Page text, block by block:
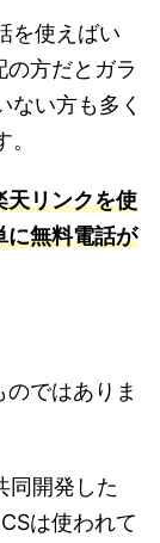
を使えばい
方だとガラ
ない方も多く
天リンクを使
に無料電話が
ではありま
同開発した
は使われて